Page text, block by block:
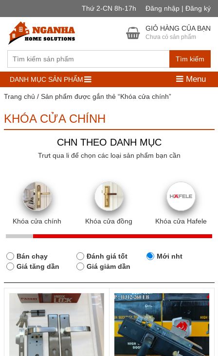
Thứ 2-CN 8h-17h Đăng nhập | Đăng ký
Tìm kiếm
GIỎ HÀNG CỦA BẠN
Chưa có sản phẩm
DANH MỤC SẢN PHẨM Menu
Trang chủ / Sản phẩm được gắn thẻ “Khóa cửa chính”
KHÓA CỬA CHÍNH
CHN THEO DANH MỤC
Trưt qua li để chọn các loại sản phẩm bạn cần
Khóa cửa chính Khóa cửa đồng Khóa cửa Hafele
Bán chạy Đánh giá tốt
Mới nht
Giá tăng dần
Giá giảm dần